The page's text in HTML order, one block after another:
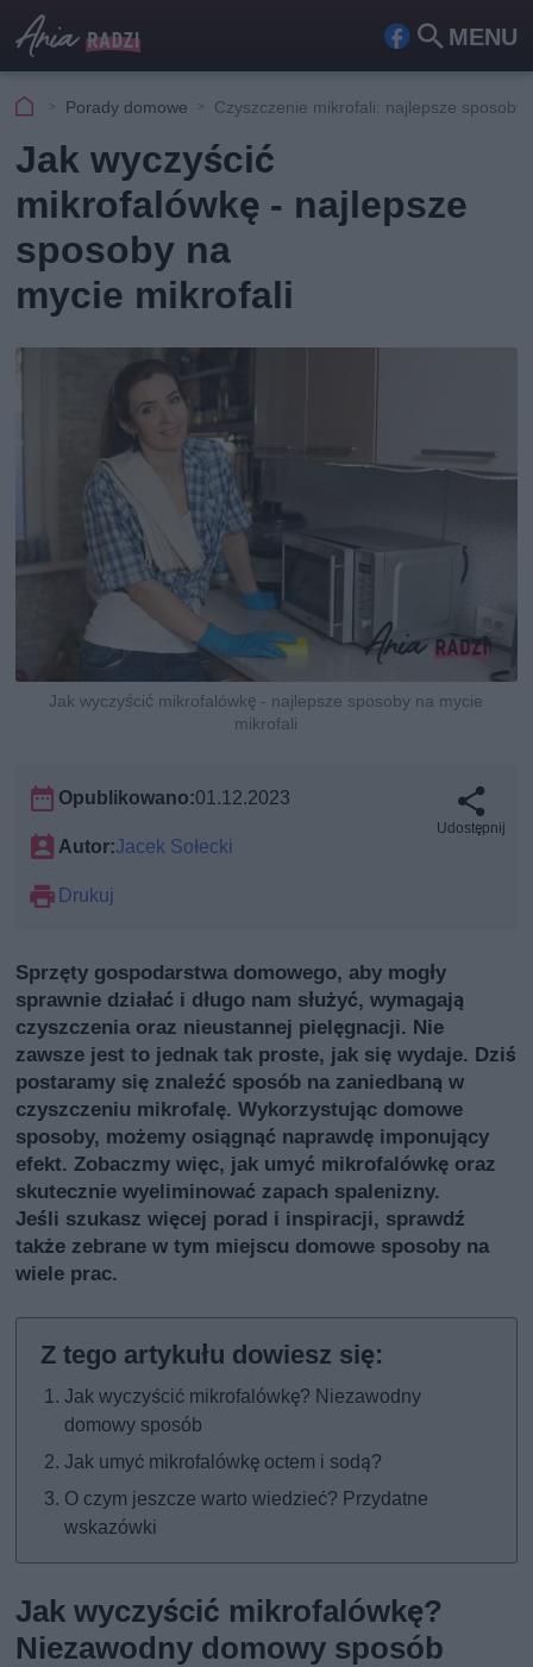
MENU
Fa
ook
Szu
Porady domowe Czyszczenie mikrofali: najlepsze sposoby
Jak wyczyścić
mikrofalówkę - najlepsze
sposoby na
mycie mikrofali
Jak wyczyścić mikrofalówkę - najlepsze sposoby na mycie
mikrofali
Opublikowano:01.12.2023
Autor:Jacek Sołecki
Drukuj
Udostępnij
Sprzęty gospodarstwa domowego, aby mogły
sprawnie działać i długo nam służyć, wymagają
czyszczenia oraz nieustannej pielęgnacji. Nie
zawsze jest to jednak tak proste, jak się wydaje. Dziś
postaramy się znaleźć sposób na zaniedbaną w
czyszczeniu mikrofalę. Wykorzystując domowe
sposoby, możemy osiągnąć naprawdę imponujący
efekt. Zobaczmy więc, jak umyć mikrofalówkę oraz
skutecznie wyeliminować zapach spalenizny.
Jeśli szukasz więcej porad i inspiracji, sprawdź
także zebrane w tym miejscu domowe sposoby na
wiele prac.
Jak wyczyścić mikrofalówkę? Niezawodny
domowy sposób
Jak umyć mikrofalówkę octem i sodą?
O czym jeszcze warto wiedzieć? Przydatne
wskazówki
Jak wyczyścić mikrofalówkę?
Niezawodny domowy sposób